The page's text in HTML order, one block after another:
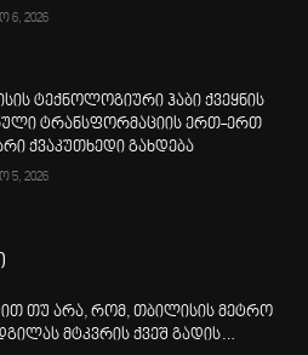
6, 2026
ტექნოლოგიური ჰაბი ქვეყნის
ტრანსფორმაციის ერთ-ერთ
ქვაკუთხედი გახდება
5, 2026
თუ არა, რომ, თბილისის მეტრო
მტკვრის ქვეშ გადის…